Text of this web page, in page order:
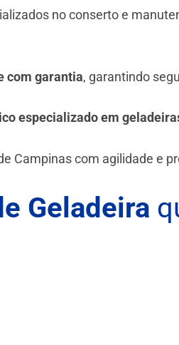
no conserto e
com garantia, garantindo
especializado em
Campinascom agilidade e
Geladeira